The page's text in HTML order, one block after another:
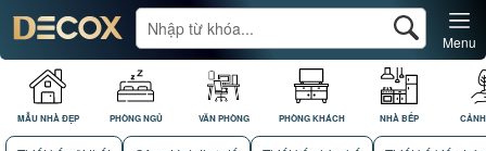
MẪU NHÀ ĐẸP PHÒNG NGỦ VĂN PHÒNG PHÒNG KHÁCH NHÀ BẾP
Menu